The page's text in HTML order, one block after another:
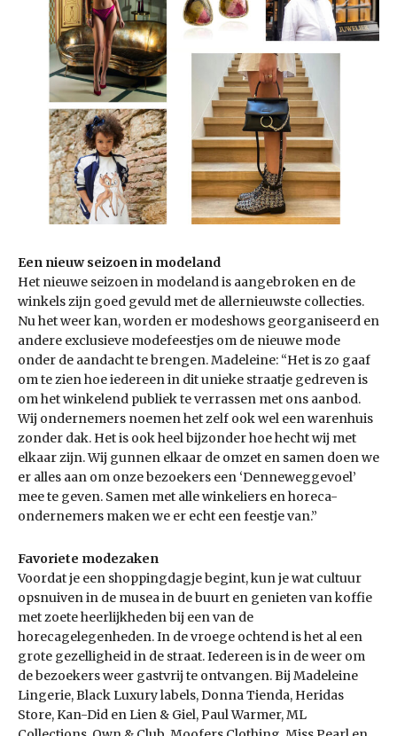
Een nieuw seizoen in modeland
Het nieuwe seizoen in modeland is aangebroken en de
winkels zijn goed gevuld met de allernieuwste collecties.
Nu het weer kan, worden er modeshows georganiseerd en
andere exclusieve modefeestjes om de nieuwe mode
onder de aandacht te brengen. Madeleine: “Het is zo gaaf
om te zien hoe iedereen in dit unieke straatje gedreven is
om het winkelend publiek te verrassen met ons aanbod.
Wij ondernemers noemen het zelf ook wel een warenhuis
zonder dak. Het is ook heel bijzonder hoe hecht wij met
elkaar zijn. Wij gunnen elkaar de omzet en samen doen we
er alles aan om onze bezoekers een ‘Denneweggevoel’
mee te geven. Samen met alle winkeliers en horeca-
ondernemers maken we er echt een feestje van.”
Favoriete modezaken
Voordat je een shoppingdagje begint, kun je wat cultuur
opsnuiven in de musea in de buurt en genieten van koffie
met zoete heerlijkheden bij een van de
horecagelegenheden. In de vroege ochtend is het al een
grote gezelligheid in de straat. Iedereen is in de weer om
de bezoekers weer gastvrij te ontvangen. Bij Madeleine
Lingerie, Black Luxury labels, Donna Tienda, Heridas
Store, Kan-Did en Lien & Giel, Paul Warmer, ML